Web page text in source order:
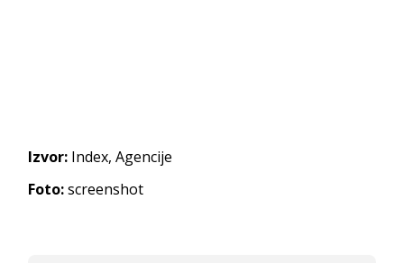
Izvor: Index, Agencije
Foto:screenshot